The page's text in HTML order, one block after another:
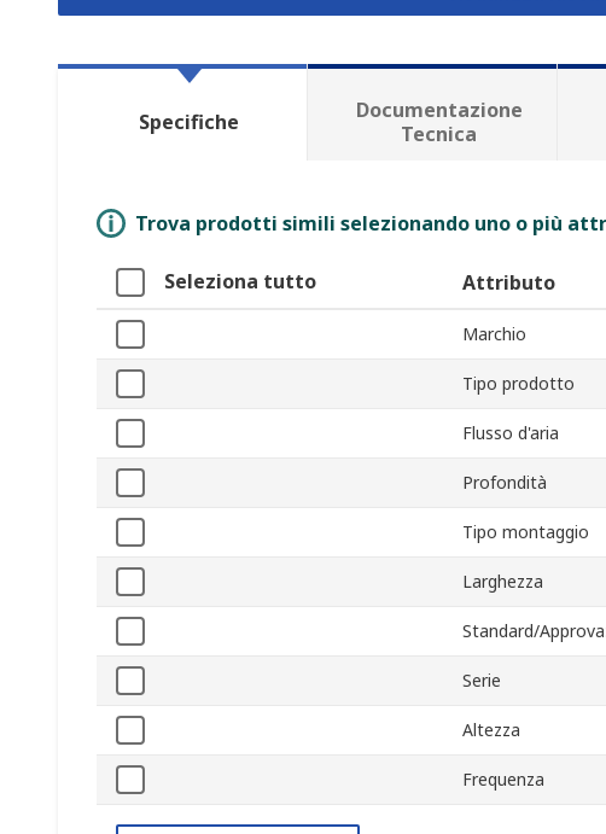
Specifiche
Documentazione
Tecnica
Trova prodotti simili selezionando uno o più
Seleziona tutto Attributo
Marchio
Tipo prodotto
Flusso d'aria
Profondità
Tipo montaggio
Larghezza
Standard/
Serie
Altezza
Frequenza